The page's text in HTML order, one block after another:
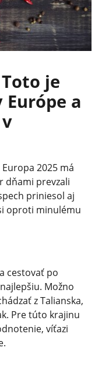
je
Európe a
2025 má
dňami prevzali
priniesol aj
oproti minulému
cestovať po
Možno
z Talianska,
Pre túto krajinu
víťazi